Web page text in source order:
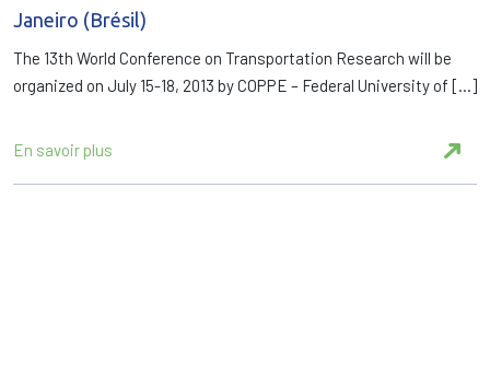
Janeiro (Brésil)
The 13th World Conference on Transportation Research will be
organized on July 15-18, 2013 by COPPE – Federal University of […]
En savoir plus